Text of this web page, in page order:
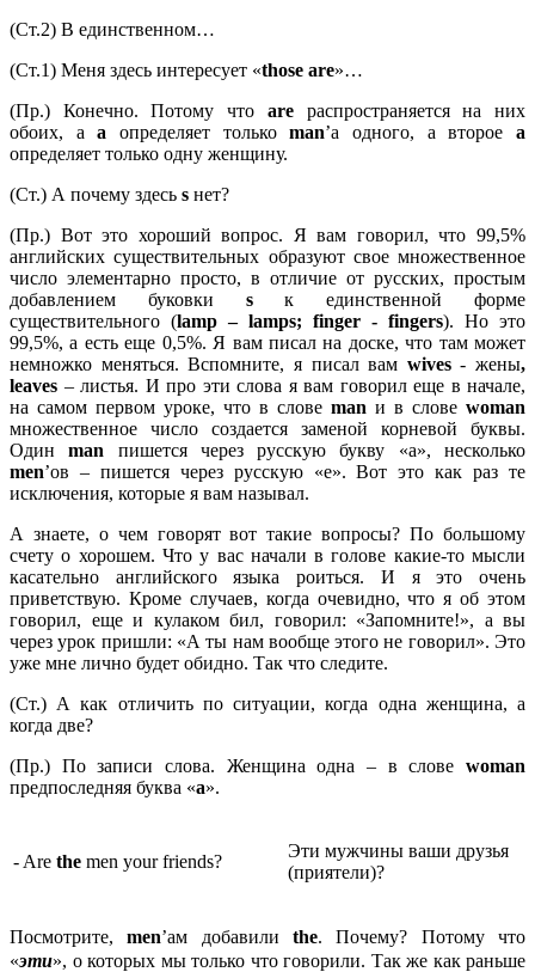
(Ст.2) В единственном…
(Ст.1) Меня здесь интересует «those are»…
(Пр.) Конечно. Потому что areраспространяется на них
обоих, аa определяет толькоman’а одного, а второеa
определяет только одну женщину.
(Ст.) А почему здесь s нет?
(Пр.) Вот это хороший вопрос. Я вам говорил, что 99,5%
английских существительных образуют свое множественное
число элементарно просто, в отличие от русских, простым
добавлением буковки sк единственной форме
существительного (lamp – lamps; finger - fingers). Но это
99,5%, а есть еще 0,5%. Я вам писал на доске, что там может
немножко меняться. Вспомните, я писал вам wives- жены,
leaves – листья. И про эти слова я вам говорил еще в начале,
на самом первом уроке, что в слове man и в слове woman
множественное число создается заменой корневой буквы.
Одинman пишется через русскую букву «а», несколько
men’ов – пишется через русскую «е». Вот это как раз те
исключения, которые я вам называл.
А знаете, о чем говорят вот такие вопросы? По большому
счету о хорошем. Что у вас начали в голове какие-то мысли
касательно английского языка роиться. И я это очень
приветствую. Кроме случаев, когда очевидно, что я об этом
говорил, еще и кулаком бил, говорил: «Запомните!», а вы
через урок пришли: «А ты нам вообще этого не говорил». Это
уже мне лично будет обидно. Так что следите.
(Ст.) А как отличить по ситуации, когда одна женщина, а
когда две?
(Пр.) По записи слова. Женщина одна – в слове woman
предпоследняя буква «a».
- Are the men your friends?
Эти мужчины ваши друзья
(приятели)?
Посмотрите,men’ам добавилиthe. Почему? Потому что
«эти», о которых мы только что говорили. Так же как раньше